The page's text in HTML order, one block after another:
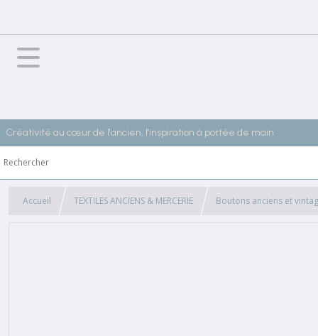
Créativité au cœur de l'ancien, l'inspiration à portée de main
Accueil TEXTILES ANCIENS & MERCERIE Boutons anciens et